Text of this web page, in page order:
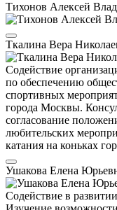
Тихонов Алексей
Ткалина Вера
Содействие
по обеспечению
спортивных
города Москвы.
согласование
любительских
катания на коньках
Ушакова Елена
Содействие в